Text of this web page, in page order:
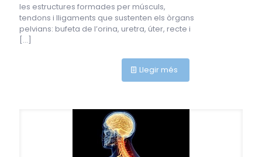
les estructures formades per músculs,
tendons i lligaments que sustenten els òrgans
pelvians: bufeta de l’orina, uretra, úter, recte i
[…]
Llegir més